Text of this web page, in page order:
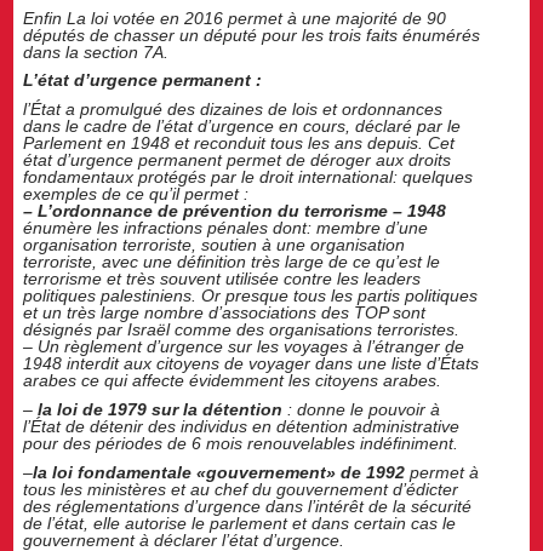
Enfin La loi votée en 2016 permet à une majorité de 90
députés de chasser un député pour les trois faits énumérés
dans la section 7A.
L’état d’urgence permanent :
l’État a promulgué des dizaines de lois et ordonnances
dans le cadre de l’état d’urgence en cours, déclaré par le
Parlement en 1948 et reconduit tous les ans depuis. Cet
état d’urgence permanent permet de déroger aux droits
fondamentaux protégés par le droit international: quelques
exemples de ce qu’il permet :
– L’ordonnance de prévention du terrorisme – 1948
énumère les infractions pénales dont: membre d’une
organisation terroriste, soutien à une organisation
terroriste, avec une définition très large de ce qu’est le
terrorisme et très souvent utilisée contre les leaders
politiques palestiniens. Or presque tous les partis politiques
et un très large nombre d’associations des TOP sont
désignés par Israël comme des organisations terroristes.
– Un règlement d’urgence sur les voyages à l’étranger de
1948 interdit aux citoyens de voyager dans une liste d’États
arabes ce qui affecte évidemment les citoyens arabes.
–la loi de 1979 sur la détention : donne le pouvoir à
l’État de détenir des individus en détention administrative
pour des périodes de 6 mois renouvelables indéfiniment.
–la loi fondamentale «gouvernement» de 1992 permet à
tous les ministères et au chef du gouvernement d’édicter
des réglementations d’urgence dans l’intérêt de la sécurité
de l’état, elle autorise le parlement et dans certain cas le
gouvernement à déclarer l’état d’urgence.